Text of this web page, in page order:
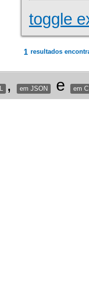
toggle
1 resultados
, em JSON e em